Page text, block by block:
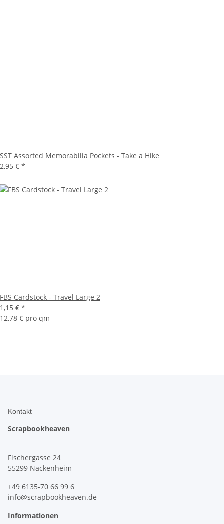
SST Assorted Memorabilia Pockets - Take a Hike
2,95 € *
FBS Cardstock - Travel Large 2
1,15 € *
12,78 € pro qm
Kontakt
Scrapbookheaven
Fischergasse 24
55299 Nackenheim
+49 6135-70 66 99 6
info@scrapbookheaven.de
Informationen